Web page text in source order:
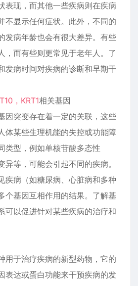
表现，而其他一些疾病则在疾病
不显示任何症状。此外，不同的
发病年龄也会有很大差异。有些
，而有些则更常见于老年人。了
发病时间对疾病的诊断和早期干
，KRT1相关基因
因突变存在着一定的关联，这些
体某些生理机能的失控或功能障
类型，例如单核苷酸多态性
异等，可能会引起不同的疾病。
疾病（如糖尿病、心脏病和多种
个基因互相作用的结果。了解基
可以促进针对某些疾病的治疗和
用于治疗疾病的新型药物，它的
表达或蛋白功能来干预疾病的发